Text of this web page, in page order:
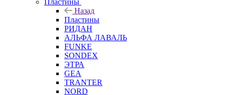
Пластины
Назад
Пластины
РИДАН
АЛЬФА ЛАВАЛЬ
FUNKE
SONDEX
ЭТРА
GEA
TRANTER
NORD